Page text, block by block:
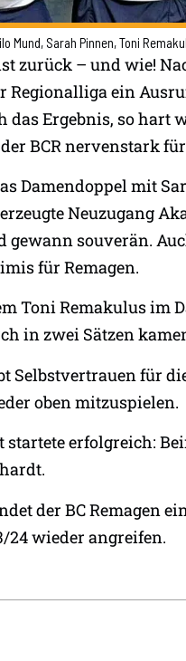
Mund, Sarah Pinnen, Toni
zurück – und wie!
ein
das Ergebnis, so hart
BCR nervenstark
Damendoppel mit
Neuzugang
gewann souverän.
für Remagen.
Toni Remakulus im
in zwei Sätzen
Selbstvertrauen für
oben mitzuspielen.
erfolgreich:
der BC Remagen
wieder angreifen.